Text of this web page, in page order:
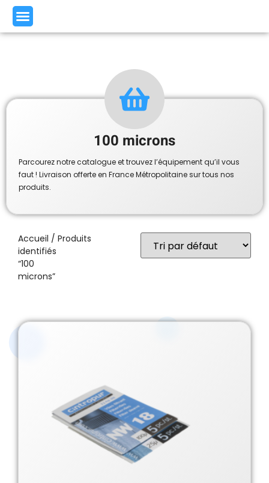
100 microns
Parcourez notre catalogue et trouvez l’équipement qu’il vous
faut ! Livraison offerte en France Métropolitaine sur tous nos
produits.
Accueil / Produits
identifiés
“100
microns”